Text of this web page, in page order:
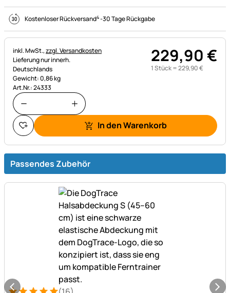
Kostenloser Rückversand4-30 Tage Rückgabe
Steuerhinweis:
inkl. MwSt.,zzgl. Versandkosten
Lieferung nur innerh.
Deutschlands
Gewicht: 0,86 kg
Art.Nr.: 24333
229,90€
1 Stück =229,90€
In den Warenkorb
Passendes Zubehör